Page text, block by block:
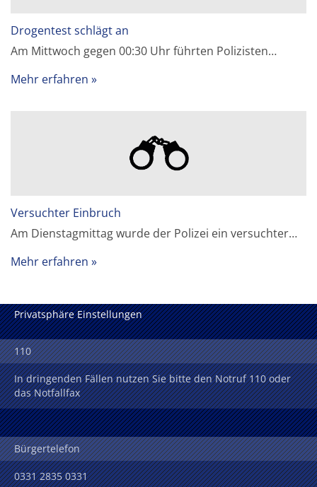
Drogentest schlägt an
Am Mittwoch gegen 00:30 Uhr führten Polizisten…
Mehr erfahren
Versuchter Einbruch
Am Dienstagmittag wurde der Polizei ein versuchter…
Mehr erfahren
Privatsphäre Einstellungen
110
In dringenden Fällen nutzen Sie bitte den Notruf 110 oder
das Notfallfax
Bürgertelefon
0331 2835 0331